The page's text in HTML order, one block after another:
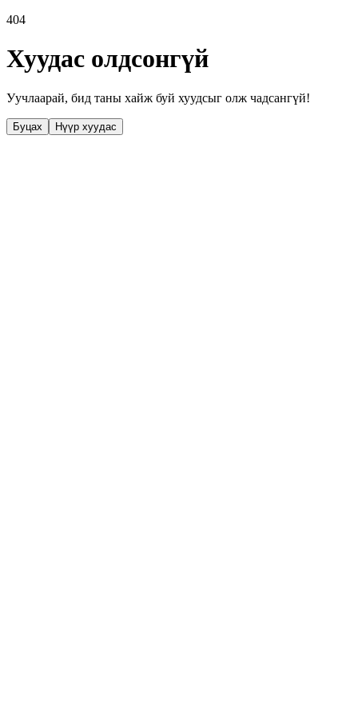
404
Хуудас олдсонгүй
Уучлаарай, бид таны хайж буй хуудсыг олж чадсангүй!
Буцах Нүүр хуудас